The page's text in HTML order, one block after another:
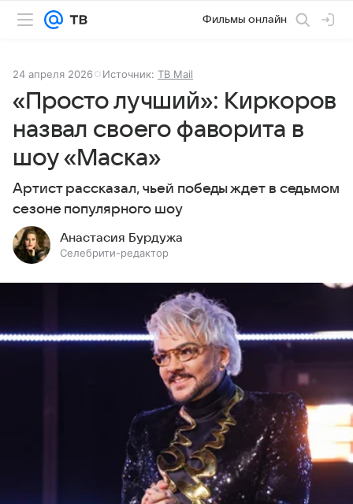
Фильмы онлайн
24 апреля 2026 Источник: ТВ Mail
«Просто лучший»: Киркоров
назвал своего фаворита в
шоу «Маска»
Артист рассказал, чьей победы ждет в седьмом
сезоне популярного шоу
Анастасия Бурдужа
Селебрити-редактор